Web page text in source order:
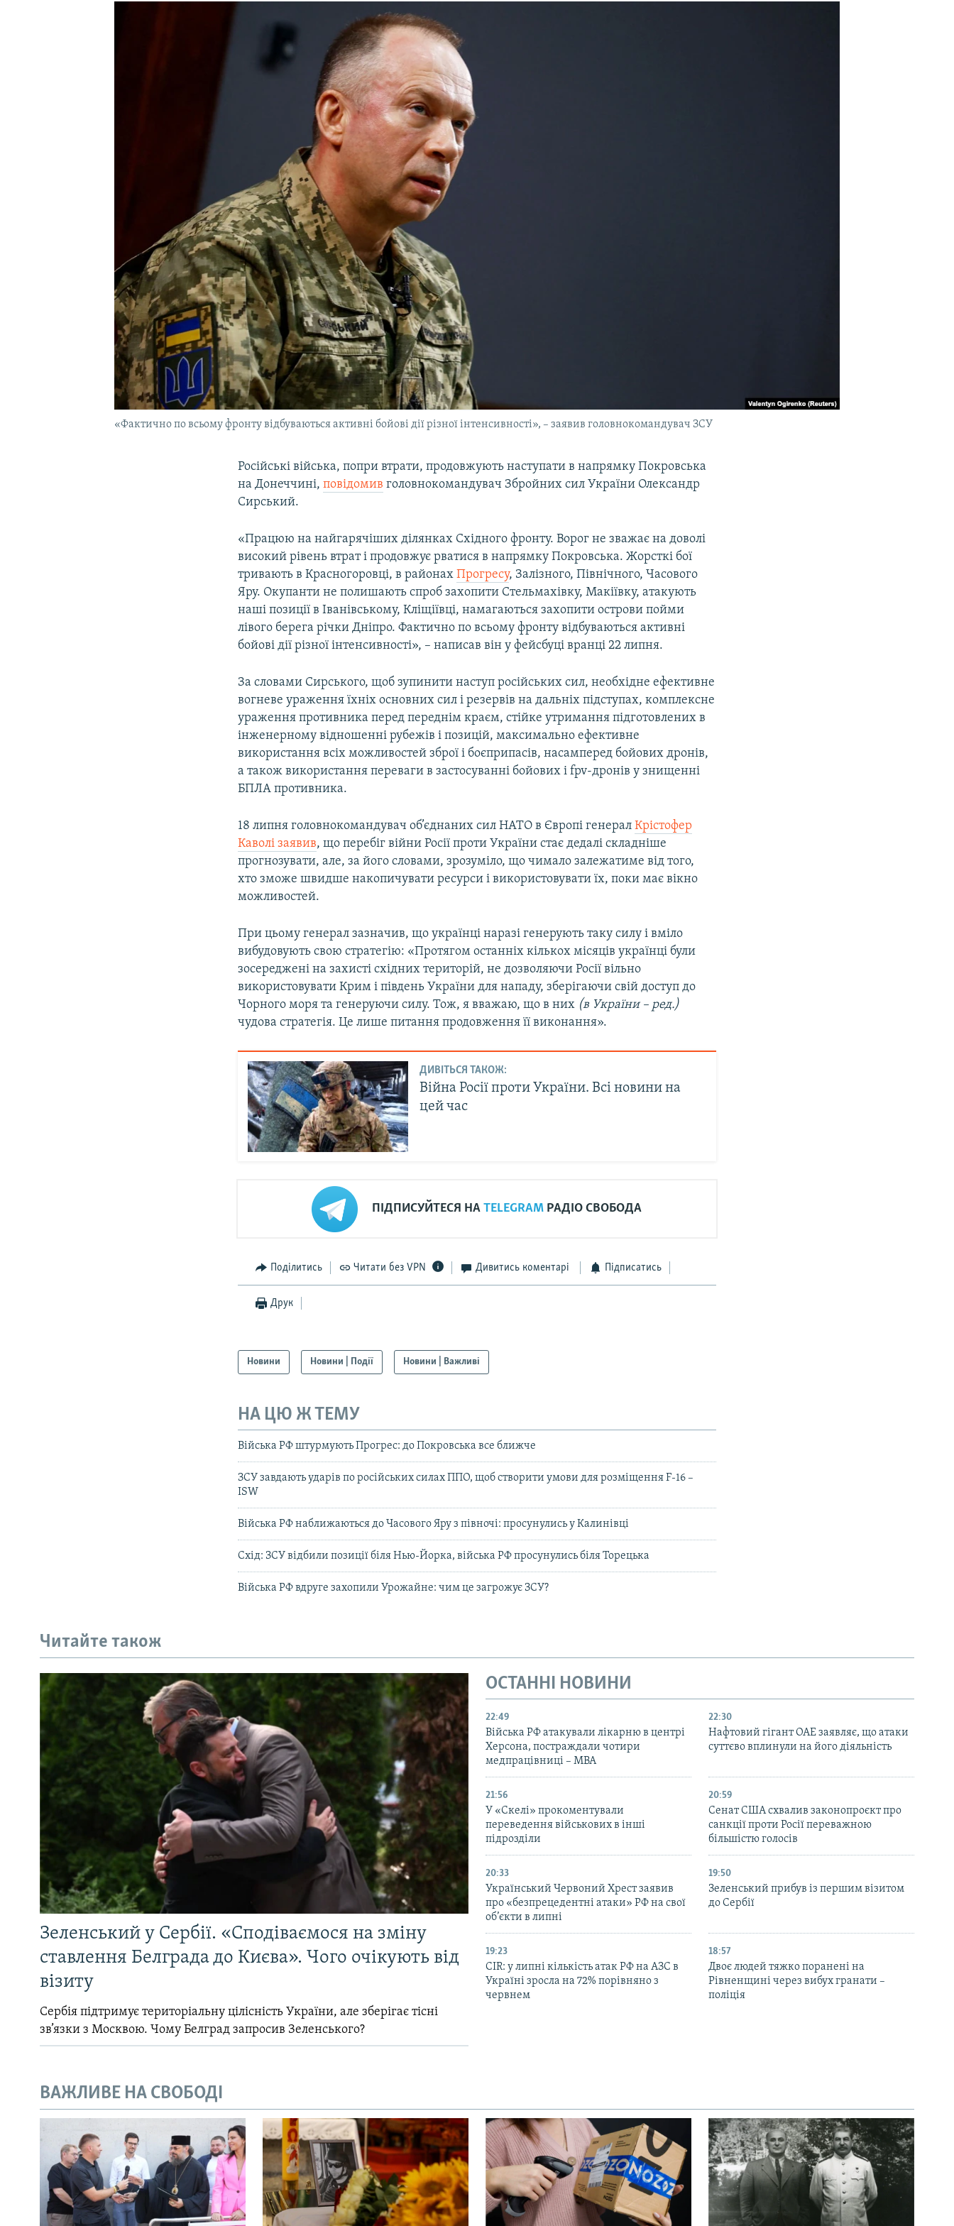
«Фактично по всьому фронту відбуваються активні бойові дії різної інтенсивності», – заявив головнокомандувач ЗСУ
Російські війська, попри втрати, продовжують наступати в напрямку Покровська
на Донеччині,повідомив головнокомандувач Збройних сил України Олександр
Сирський.
«Працюю на найгарячіших ділянках Східного фронту. Ворог не зважає на доволі
високий рівень втрат і продовжує рватися в напрямку Покровська. Жорсткі бої
тривають в Красногоровці, в районахПрогресу, Залізного, Північного, Часового
Яру. Окупанти не полишають спроб захопити Стельмахівку, Макіївку, атакують
наші позиції в Іванівському, Кліщіївці, намагаються захопити острови пойми
лівого берега річки Дніпро. Фактично по всьому фронту відбуваються активні
бойові дії різної інтенсивності», – написав він у фейсбуці вранці 22 липня.
За словами Сирського, щоб зупинити наступ російських сил, необхідне ефективне
вогневе ураження їхніх основних сил і резервів на дальніх підступах, комплексне
ураження противника перед переднім краєм, стійке утримання підготовлених в
інженерному відношенні рубежів і позицій, максимально ефективне
використання всіх можливостей зброї і боєприпасів, насамперед бойових дронів,
а також використання переваги в застосуванні бойових і fpv-дронів у знищенні
БПЛА противника.
18 липня головнокомандувач об’єднаних сил НАТО в Європі генералКрістофер
Каволі заявив, що перебіг війни Росії проти України стає дедалі складніше
прогнозувати, але, за його словами, зрозуміло, що чимало залежатиме від того,
хто зможе швидше накопичувати ресурси і використовувати їх, поки має вікно
можливостей.
При цьому генерал зазначив, що українці наразі генерують таку силу і вміло
вибудовують свою стратегію: «Протягом останніх кількох місяців українці були
зосереджені на захисті східних територій, не дозволяючи Росії вільно
використовувати Крим і південь України для нападу, зберігаючи свій доступ до
Чорного моря та генеруючи силу. Тож, я вважаю, що в них (в України – ред.)
чудова стратегія. Це лише питання продовження її виконання».
ДИВІТЬСЯ ТАКОЖ:
Війна Росії проти України. Всі новини на
цей час
ПІДПИСУЙТЕСЯ НАTELEGRAM РАДІО СВОБОДА
Поділитись Читати без VPN Дивитись коментарі Підписатись
Друк
Новини Новини | Події Новини | Важливі
НА ЦЮ Ж ТЕМУ
Війська РФ штурмують Прогрес: до Покровська все ближче
ЗСУ завдають ударів по російських силах ППО, щоб створити умови для розміщення F-16 –
ISW
Війська РФ наближаються до Часового Яру з півночі: просунулись у Калинівці
Схід: ЗСУ відбили позиції біля Нью-Йорка, війська РФ просунулись біля Торецька
Війська РФ вдруге захопили Урожайне: чим це загрожує ЗСУ?
Читайте також
Зеленський у Сербії. «Сподіваємося на зміну
ставлення Белграда до Києва». Чого очікують від
візиту
Сербія підтримує територіальну цілісність України, але зберігає тісні
зв’язки з Москвою. Чому Белград запросив Зеленського?
ОСТАННІ НОВИНИ
22:49
Війська РФ атакували лікарню в центрі
Херсона, постраждали чотири
медпрацівниці – МВА
22:30
Нафтовий гігант ОАЕ заявляє, що атаки
суттєво вплинули на його діяльність
21:56
У «Скелі» прокоментували
переведення військових в інші
підрозділи
20:59
Cенат США схвалив законопроєкт про
санкції проти Росії переважною
більшістю голосів
20:33
Український Червоний Хрест заявив
про «безпрецедентні атаки» РФ на свої
об’єкти в липні
19:50
Зеленський прибув із першим візитом
до Сербії
19:23
CIR: у липні кількість атак РФ на АЗС в
Україні зросла на 72% порівняно з
червнем
18:57
Двоє людей тяжко поранені на
Рівненщині через вибух гранати –
поліція
ВАЖЛИВЕ НА СВОБОДІ